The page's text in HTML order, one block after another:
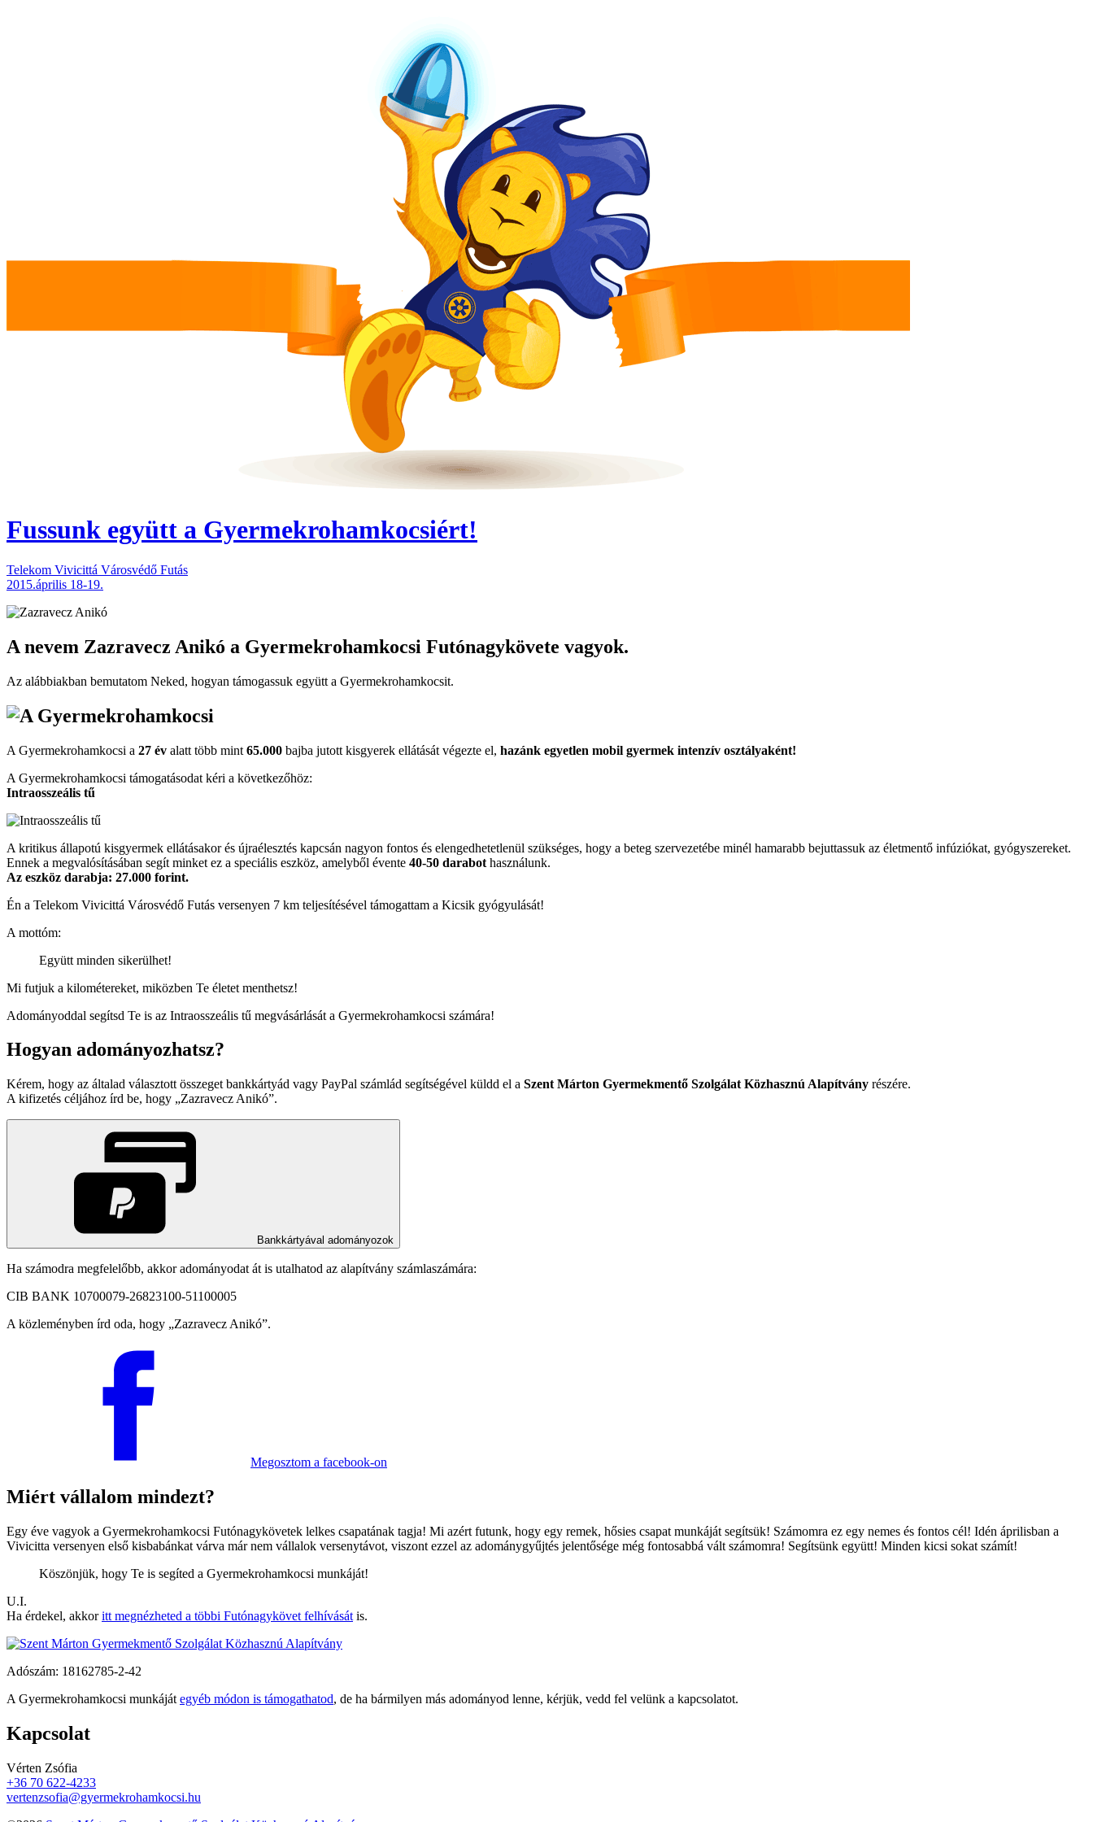
Fussunk együtt a Gyermekrohamkocsiért!
Telekom Vivicittá Városvédő Futás
2015.április 18-19.
A nevem Zazravecz Anikó a Gyermekrohamkocsi Futónagykövete vagyok.
Az alábbiakban bemutatom Neked, hogyan támogassuk együtt a Gyermekroham­kocsit.
A Gyermekrohamkocsi a 27 év alatt több mint 65.000 bajba jutott kisgyerek ellátását végezte el, hazánk egyetlen mobil gyermek intenzív osztályaként!
A Gyermekrohamkocsi támogatásodat kéri a következőhöz:
Intraosszeális tű
A kritikus állapotú kisgyermek ellátásakor és újraélesztés kapcsán nagyon fontos és elengedhetetlenül szükséges, hogy a beteg szervezetébe minél hamarabb bejuttassuk az életmentő infúziókat, gyógyszereket.
Ennek a megvalósításában segít minket ez a speciális eszköz, amelyből évente 40-50 darabot használunk.
Az eszköz darabja: 27.000 forint.
Én a Telekom Vivicittá Városvédő Futás versenyen 7 km teljesítésével támogattam a Kicsik gyógyulását!
A mottóm:
Együtt minden sikerülhet!
Mi futjuk a kilométereket, miközben Te életet menthetsz!
Adományoddal segítsd Te is az Intraosszeális tű megvásárlását a Gyermekrohamkocsi számára!
Hogyan adományozhatsz?
Kérem, hogy az általad választott összeget bankkártyád vagy PayPal számlád segítségével küldd el a Szent Márton Gyermekmentő Szolgálat Közhasznú Alapítvány részére.
A kifizetés céljához írd be, hogy
Zazravecz Anikó .
Bankkártyával adományozok
Ha számodra megfelelőbb, akkor adományodat át is utalhatod az alapítvány számlaszámára:
CIB BANK 10700079-26823100-51100005
A közleményben írd oda, hogy
Zazravecz Anikó .
Megosztom a facebook-on
Miért vállalom mindezt?
Egy éve vagyok a Gyermekrohamkocsi Futónagykövetek lelkes csapatának tagja! Mi azért futunk, hogy egy remek, hősies csapat munkáját segítsük! Számomra ez egy nemes és fontos cél! Idén áprilisban a
Vivicitta versenyen első kisbabánkat várva már nem vállalok versenytávot, viszont ezzel az adománygyűjtés jelentősége még fontosabbá vált számomra! Segítsünk együtt! Minden kicsi sokat számít!
Köszönjük, hogy Te is segíted a Gyermek­roham­kocsi munkáját!
U.I.
Ha érdekel, akkoritt megnézheted a többi Futónagykövet felhívását is.
Adószám: 18162785-2-42
A Gyermekrohamkocsi munkáját egyéb módon is támogathatod, de ha bármilyen más adományod lenne, kérjük, vedd fel velünk a kapcsolatot.
Kapcsolat
Vérten Zsófia
+36 70 622-4233
vertenzsofia@gyermekrohamkocsi.hu